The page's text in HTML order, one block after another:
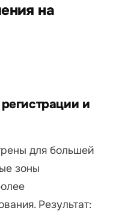
на
и
для большей
зоны
Результат: